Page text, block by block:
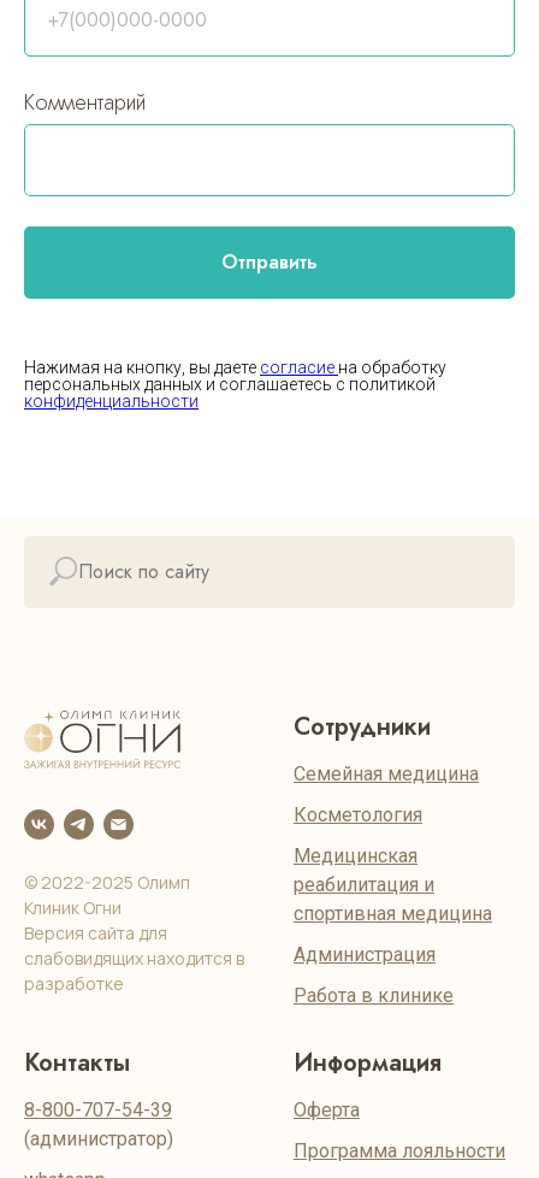
+7(000)000-0000
Комментарий
Отправить
Нажимая на кнопку, вы даете согласие на обработку
персональных данных и соглашаетесь c политикой
конфиденциальности
© 2022-2025 Олимп
Клиник Огни
Версия сайта для
слабовидящих находится в
разработке
Сотрудники
Семейная медицина
Косметология
Медицинская
реабилитация и
спортивная медицина
Администрация
Работа в клинике
Контакты
8-800-707-54-39
(администратор)
Информация
Оферта
Программа лояльности